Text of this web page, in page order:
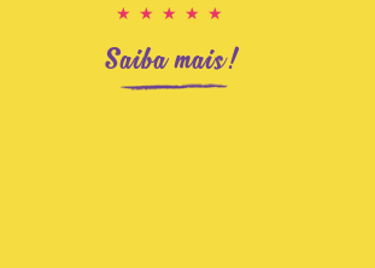
★★★★★
Saiba mais!